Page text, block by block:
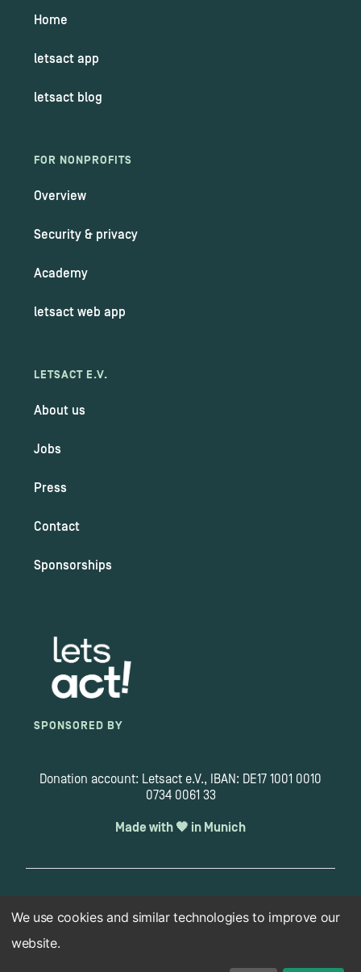
Home
letsact app
letsact blog
FOR NONPROFITS
Overview
Security & privacy
Academy
letsact web app
LETSACT E.V.
About us
Jobs
Press
Contact
Sponsorships
SPONSORED BY
Donation account: Letsact e.V., IBAN: DE17 1001 0010
0734 0061 33
Made with 🧡 in Munich
We use cookies and similar technologies to improve our
website.